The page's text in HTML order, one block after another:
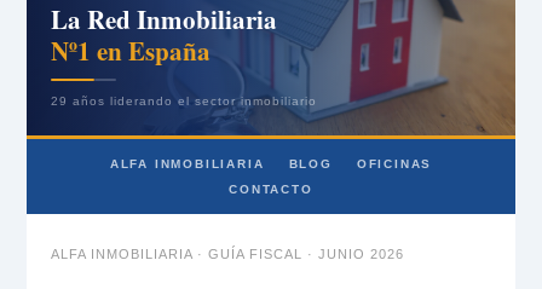
La Red Inmobiliaria
Nº1 en España
29 años liderando el sector inmobiliario
ALFA INMOBILIARIA BLOG
OFICINAS
CONTACTO
ALFA INMOBILIARIA · GUÍA FISCAL · JUNIO 2026